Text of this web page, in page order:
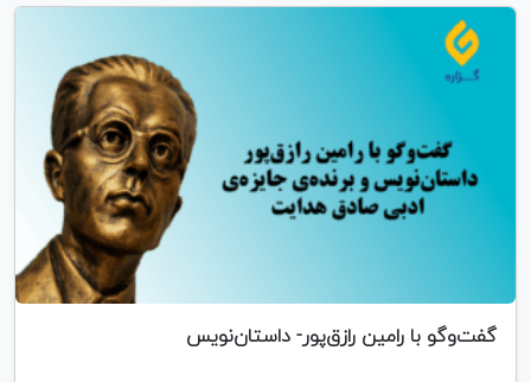
گفت‌وگو با رامین رازق‌پور- داستان‌نویس